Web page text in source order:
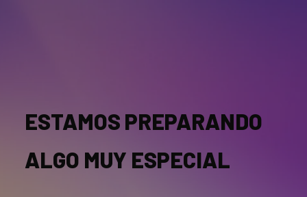
ESTAMOS PREPARANDO
ALGO MUY ESPECIAL